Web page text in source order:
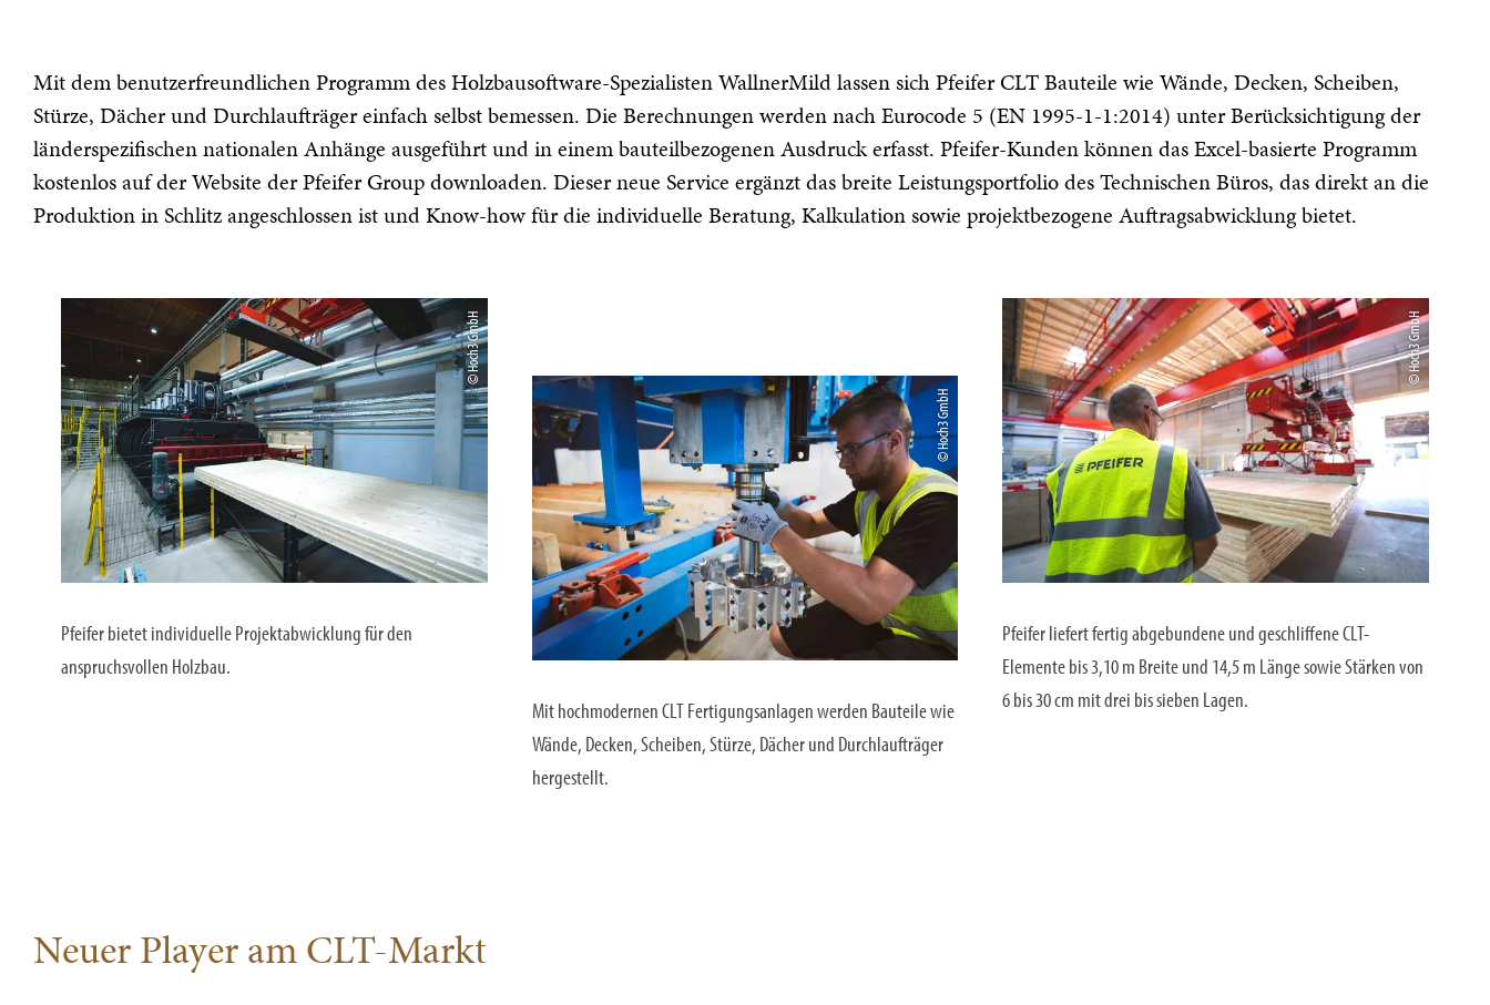
Mit dem benutzerfreundlichen Programm des Holzbausoftware-Spezialisten WallnerMild lassen sich Pfeifer CLT Bauteile wie Wände, Decken, Scheiben,
Stürze, Dächer und Durchlaufträger einfach selbst bemessen. Die Berechnungen werden nach Eurocode 5 (EN 1995-1-1:2014) unter Berücksichtigung der
länderspezifischen nationalen Anhänge ausgeführt und in einem bauteilbezogenen Ausdruck erfasst. Pfeifer-Kunden können das Excel-basierte Programm
kostenlos auf der Website der Pfeifer Group downloaden. Dieser neue Service ergänzt das breite Leistungsportfolio des Technischen Büros, das direkt an die
Produktion in Schlitz angeschlossen ist und Know-how für die individuelle Beratung, Kalkulation sowie projektbezogene Auftragsabwicklung bietet.
© Hoch3 GmbH
Pfeifer bietet individuelle Projektabwicklung für den
anspruchsvollen Holzbau.
© Hoch3 GmbH
Mit hochmodernen CLT Fertigungsanlagen werden Bauteile wie
Wände, Decken, Scheiben, Stürze, Dächer und Durchlaufträger
hergestellt.
© Hoch3 GmbH
Pfeifer liefert fertig abgebundene und geschliffene CLT-
Elemente bis 3,10 m Breite und 14,5 m Länge sowie Stärken von
6 bis 30 cm mit drei bis sieben Lagen.
Neuer Player am CLT-Markt